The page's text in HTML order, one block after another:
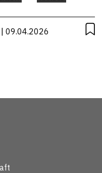
| 09.04.2026